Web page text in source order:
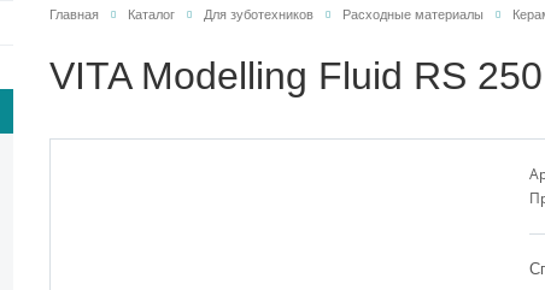
Главная Каталог Для зуботехников Расходные материалы
VITA Modelling Fluid RS